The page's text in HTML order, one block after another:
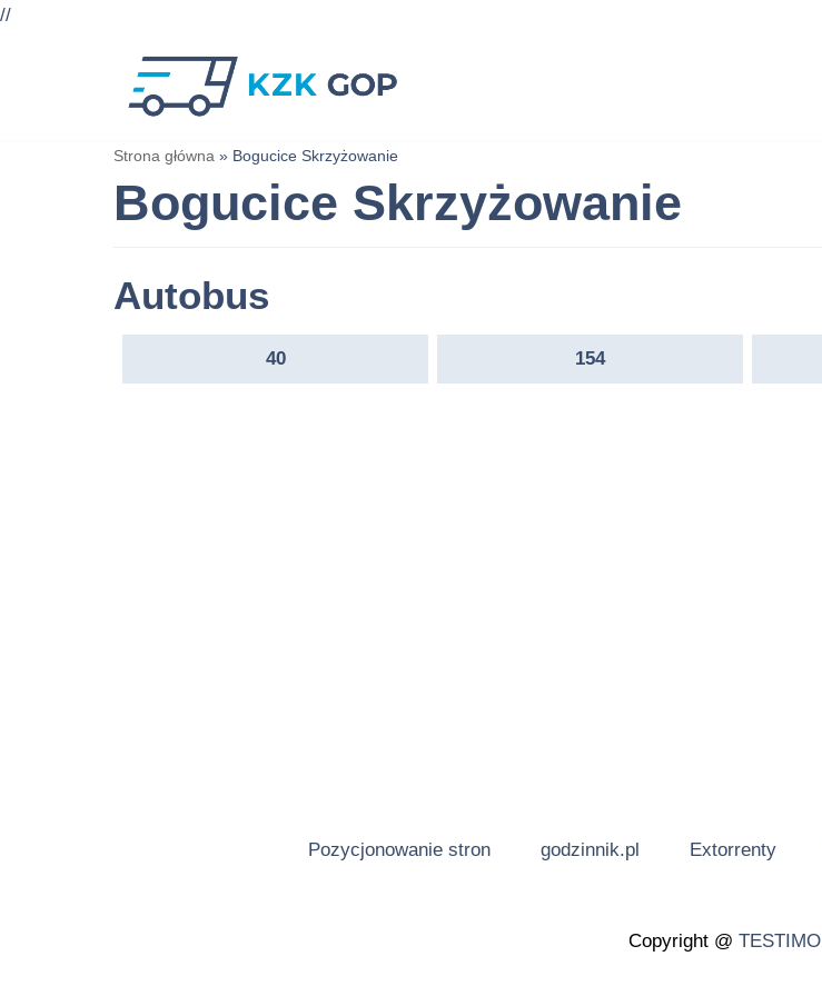
//
Strona główna » Bogucice Skrzyżowanie
Bogucice Skrzyżowanie
Autobus
40 154
Pozycjonowanie stron godzinnik.pl Extorrenty
Copyright @ TESTIMO